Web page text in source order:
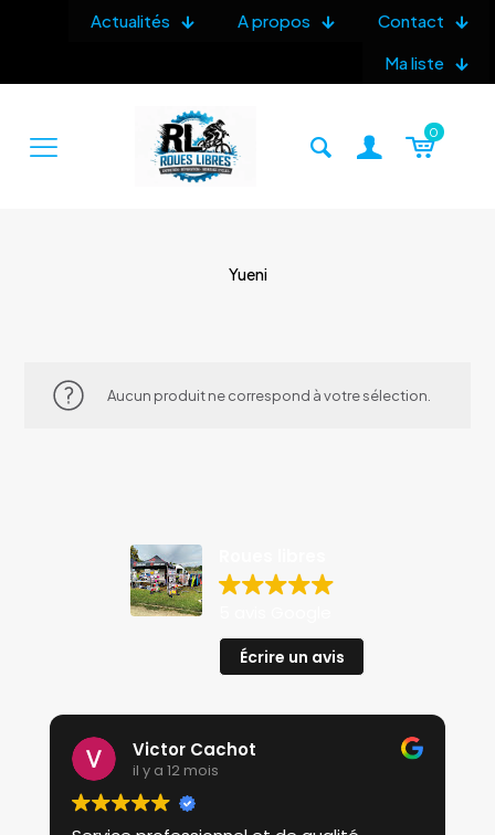
Actualités A propos
Contact
Ma liste
0
Yueni
Aucun produit ne correspond à votre sélection.
Écrire un avis
Victor Cachot
il y a 12 mois